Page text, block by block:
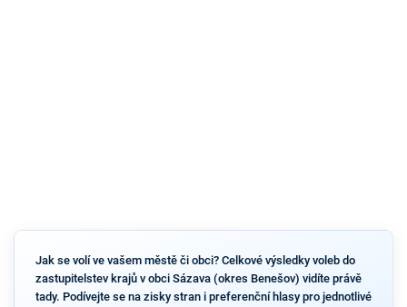
Jak se volí ve vašem městě či obci? Celkové výsledky voleb do
zastupitelstev krajů v obci Sázava (okres Benešov) vidíte právě
tady. Podívejte se na zisky stran i preferenční hlasy pro jednotlivé